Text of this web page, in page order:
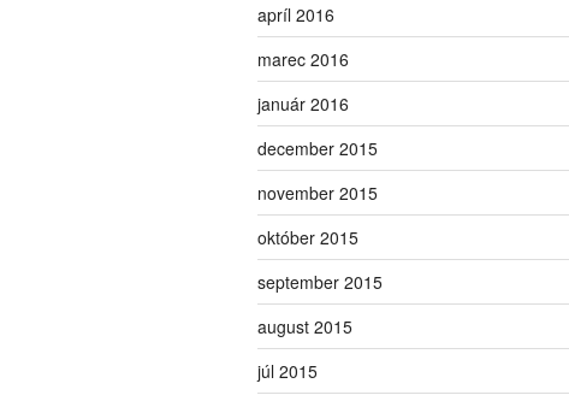
apríl 2016
marec 2016
január 2016
december 2015
november 2015
október 2015
september 2015
august 2015
júl 2015